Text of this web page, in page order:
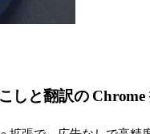
しと翻訳の Chrome